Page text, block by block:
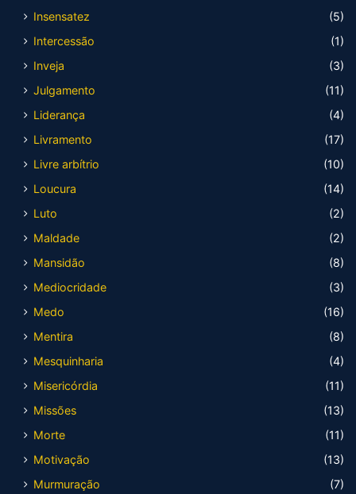
Insensatez
(5)
Intercessão
(1)
Inveja
(3)
Julgamento
(11)
Liderança
(4)
Livramento
(17)
Livre arbítrio
(10)
Loucura
(14)
Luto
(2)
Maldade
(2)
Mansidão
(8)
Mediocridade
(3)
Medo
(16)
Mentira
(8)
Mesquinharia
(4)
Misericórdia
(11)
Missões
(13)
Morte
(11)
Motivação
(13)
Murmuração
(7)